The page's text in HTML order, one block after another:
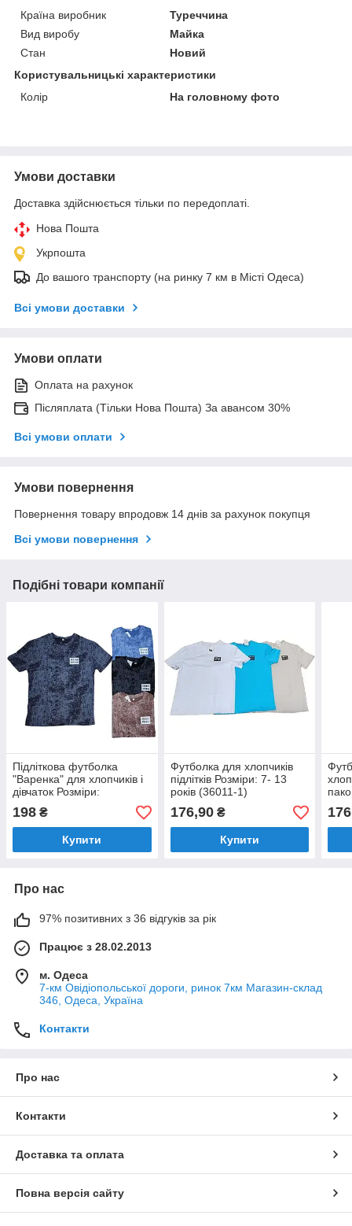
Країна виробник
Туреччина
Вид виробу
Майка
Стан
Новий
Користувальницькі характеристики
Колір
На головному фото
Умови доставки
Доставка здійснюється тільки по передоплаті.
Нова Пошта
Укрпошта
До вашого транспорту (на ринку 7 км в Місті Одеса)
Всі умови доставки
Умови оплати
Оплата на рахунок
Післяплата (Тільки Нова Пошта) За авансом 30%
Всі умови оплати
Умови повернення
Повернення товару впродовж 14 днів за рахунок покупця
Всі умови повернення
Подібні товари компанії
Підліткова футболка
"Варенка" для хлопчиків і
дівчаток Розміри:
8,9,10,11,12 років (36002-
2)
198 ₴
Купити
Футболка для хлопчиків
підлітків Розміри: 7- 13
років (36011-1)
176,90₴
Купити
Про нас
97% позитивних з 36 відгуків за рік
Працює з 28.02.2013
м. Одеса
7-км Овідіопольської дороги, ринок 7км Магазин-склад
346, Одеса, Україна
Контакти
Про нас
Контакти
Доставка та оплата
Повна версія сайту